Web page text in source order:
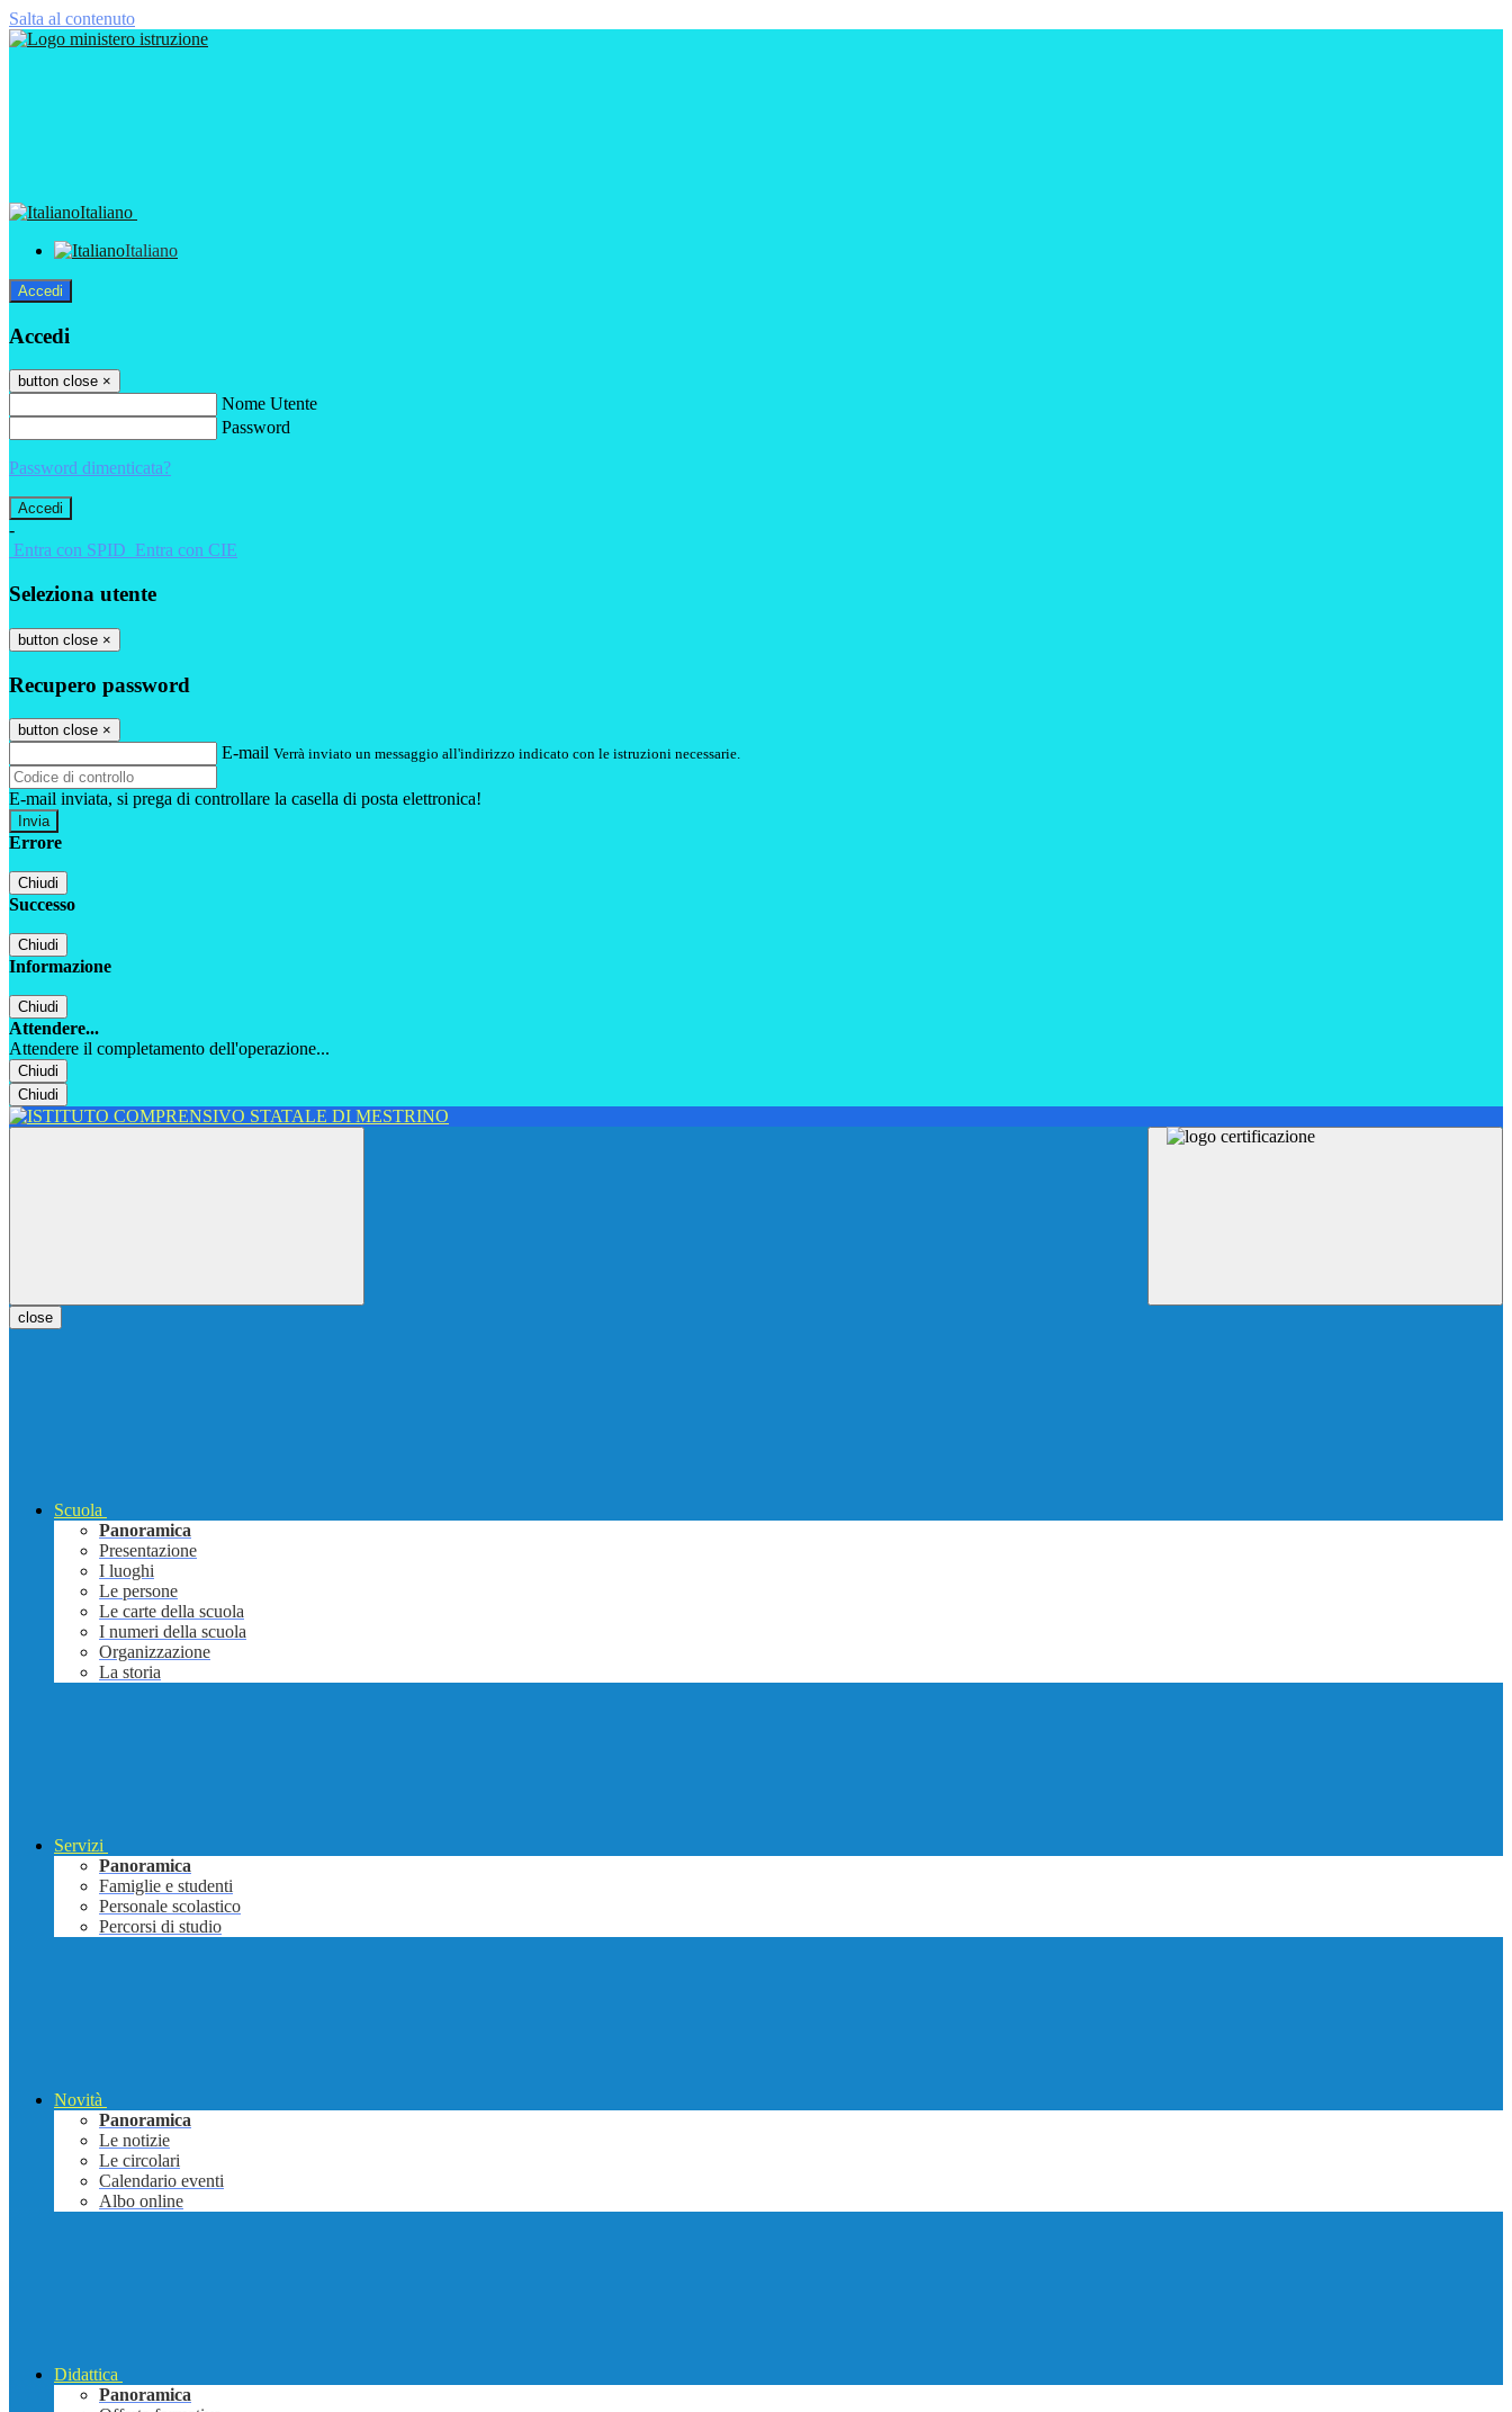
Salta al contenuto
Italiano
Italiano
Accedi
Accedi
button close ×
Nome Utente
Password
Password dimenticata?
-
Entra con SPID Entra con CIE
Seleziona utente
button close ×
Recupero password
button close ×
E-mail Verrà inviato un messaggio all'indirizzo indicato con le istruzioni necessarie.
E-mail inviata, si prega di controllare la casella di posta elettronica!
Errore
Chiudi
Successo
Chiudi
Informazione
Chiudi
Attendere...
Attendere il completamento dell'operazione...
Chiudi
Chiudi
close
Scuola
Panoramica
Presentazione
I luoghi
Le persone
Le carte della scuola
I numeri della scuola
Organizzazione
La storia
Servizi
Panoramica
Famiglie e studenti
Personale scolastico
Percorsi di studio
Novità
Panoramica
Le notizie
Le circolari
Calendario eventi
Albo online
Didattica
Panoramica